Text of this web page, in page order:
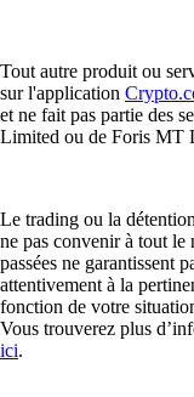
Tout autre produit ou
sur l'application
et ne fait pas partie des
Limited ou de Foris MT
Le trading ou la
ne pas convenir à tout le
passées ne garantissent
attentivement à la
fonction de votre
Vous trouverez plus
ici.